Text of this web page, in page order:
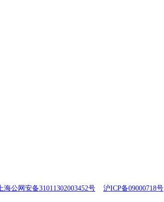
上海公网安备31011302003452号 沪ICP备09000718号